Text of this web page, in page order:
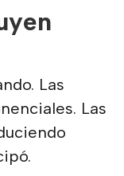
Las
Las